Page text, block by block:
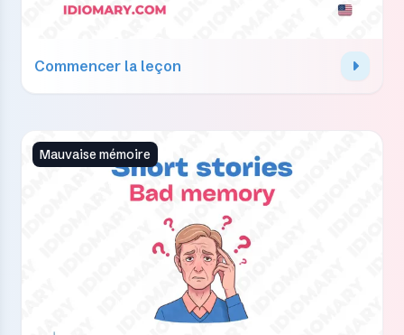
Commencer la leçon
Mauvaise mémoire